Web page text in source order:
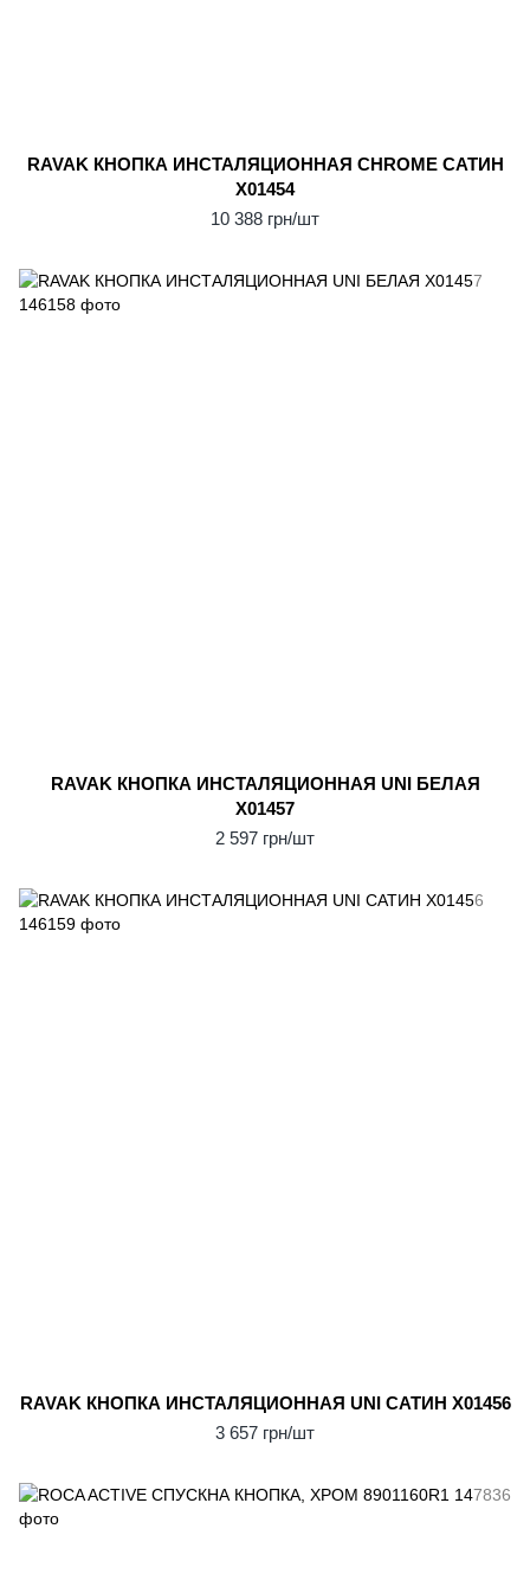
RAVAK КНОПКА ИНСТАЛЯЦИОННАЯ CHROME САТИН
X01454
10 388 грн/шт
RAVAK КНОПКА ИНСТАЛЯЦИОННАЯ UNI БЕЛАЯ
X01457
2 597 грн/шт
RAVAK КНОПКА ИНСТАЛЯЦИОННАЯ UNI САТИН X01456
3 657 грн/шт